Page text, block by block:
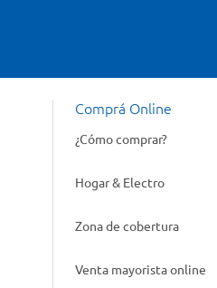
Comprá Online
¿Cómo comprar?
Hogar & Electro
Zona de cobertura
Venta mayorista online